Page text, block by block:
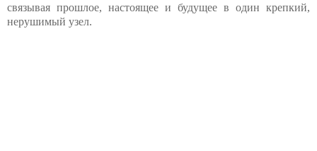
связывая прошлое, настоящее и будущее в один крепкий,
нерушимый узел.